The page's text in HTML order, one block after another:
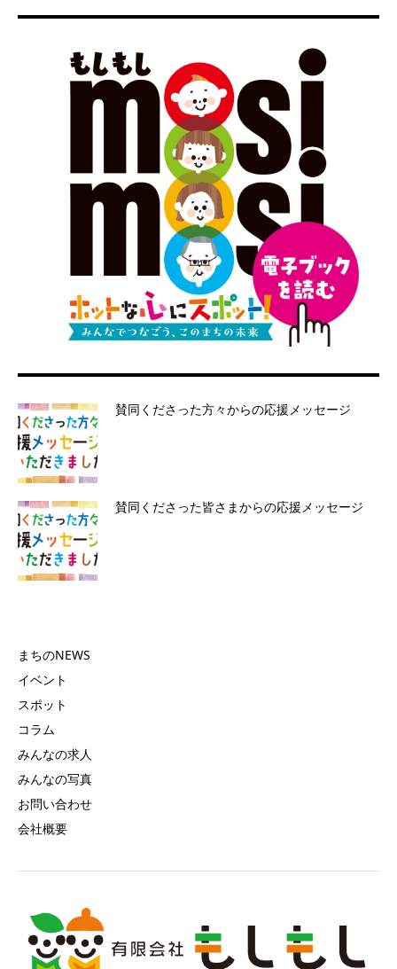
賛同くださった方々からの応援メッセージ
賛同くださった皆さまからの応援メッセージ
まちのNEWS
イベント
スポット
コラム
みんなの求人
みんなの写真
お問い合わせ
会社概要